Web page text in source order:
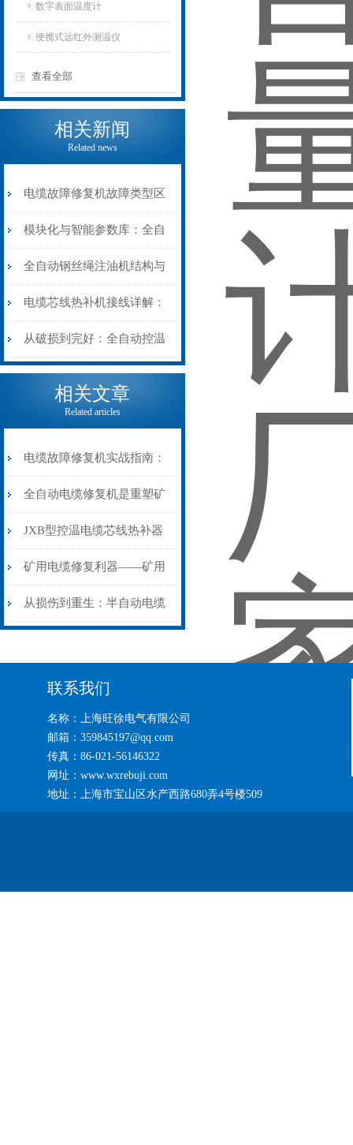
数字表面温度计
便携式远红外测温仪
查看全部
相关新闻
Related news
电缆故障修复机故障类型区
分指南：从“绝缘电
阻”到“波形特征”的精准诊
断逻辑
模块化与智能参数库：全自
动电缆修复机的快速换型逻
辑
全自动钢丝绳注油机结构与
工作原理：揭秘高效润滑的
机械密码
电缆芯线热补机接线详解：
从入门到精通
从破损到完好：全自动控温
电缆热补机的核心价值
相关文章
Related articles
电缆故障修复机实战指南：
从“盲测”到“精确定点”的三
步作业法
全自动电缆修复机是重塑矿
山电力动脉的“智能外科医
生”
JXB型控温电缆芯线热补器
安装与接线：精准修复的工
艺基石
矿用电缆修复利器——矿用
电缆热补机智能控温，安全
从损伤到重生：半自动电缆
联系我们
名称：上海旺徐电气有限公司
邮箱：359845197@qq.com
传真：86-021-56146322
网址：www.wxrebuji.com
地址：上海市宝山区水产西路680弄4号楼509